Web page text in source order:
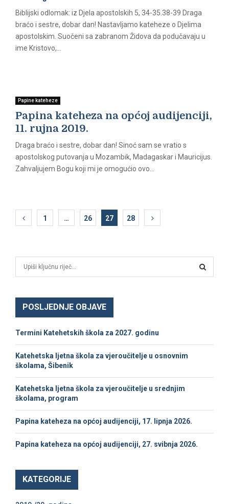
Biblijski odlomak: iz Djela apostolskih 5, 34-35.38-39 Draga
braćo i sestre, dobar dan! Nastavljamo kateheze o Djelima
apostolskim. Suočeni sa zabranom Židova da podučavaju u
ime Kristovo,...
Papine kateheze
Papina kateheza na općoj audijenciji,
11. rujna 2019.
Draga braćo i sestre, dobar dan! Sinoć sam se vratio s
apostolskog putovanja u Mozambik, Madagaskar i Mauricijus.
Zahvaljujem Bogu koji mi je omogućio ovo...
N
v
i
c
i
j
a
o
b
j
v
a
1 … 26 27 28
o
r
:
POSLJEDNJE OBJAVE
Termini Katehetskih škola za 2027. godinu
Katehetska ljetna škola za vjeroučitelje u osnovnim
školama, Šibenik
Katehetska ljetna škola za vjeroučitelje u srednjim
školama, program
Papina kateheza na općoj audijenciji, 17. lipnja 2026.
Papina kateheza na općoj audijenciji, 27. svibnja 2026.
KATEGORIJE